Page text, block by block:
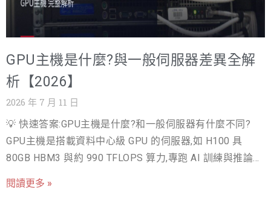
事:長期持有成本、部署速度、出問題時找不找得到人。價
格取市場公開牌價或具代表性的行情數字,實際成交價仍以
「訓練」還是「推論」。訓練吃多卡互連與大 VRAM,推論
吃延遲與單位成本,兩者的最佳供應商可能不是同一家。需
一個心態:不要用「最便宜」當唯一準則。GPU 算力是生產
工具,停機一天的營收損失往往超過一整個月的價差;把總持
有成本、停機風險與工程師時間全部放進同一張試算表,才
是「划算」的正確定義。順帶說明,搜尋資料時 GPU
Server、GPU 伺服器、GPU主機講的是同一件事,中英文交
GPU主機是什麼?與一般伺服器差異全解
析【2026】
2026 年 7 月 11 日
💡 快速答案:GPU主機是什麼?和一般伺服器有什麼不同?
GPU主機是搭載資料中心級 GPU 的伺服器,如 H100 具
80GB HBM3 與約 990 TFLOPS 算力,專跑 AI 訓練與推論。
NT$50,000 起。 GPU主機是搭載一張以上資料中心等級圖
閱讀更多 »